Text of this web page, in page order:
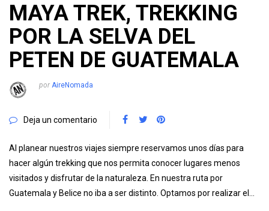
MAYA TREK, TREKKING
POR LA SELVA DEL
PETEN DE GUATEMALA
por AireNomada
Deja un comentario
Al planear nuestros viajes siempre reservamos unos días para
hacer algún trekking que nos permita conocer lugares menos
visitados y disfrutar de la naturaleza. En nuestra ruta por
Guatemala y Belice no iba a ser distinto. Optamos por realizar el…